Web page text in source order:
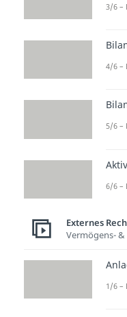
es
um
Fall
3/6 –
4/6 –
5/6 –
6/6 –
Externes
Vermögens-
1/6 –